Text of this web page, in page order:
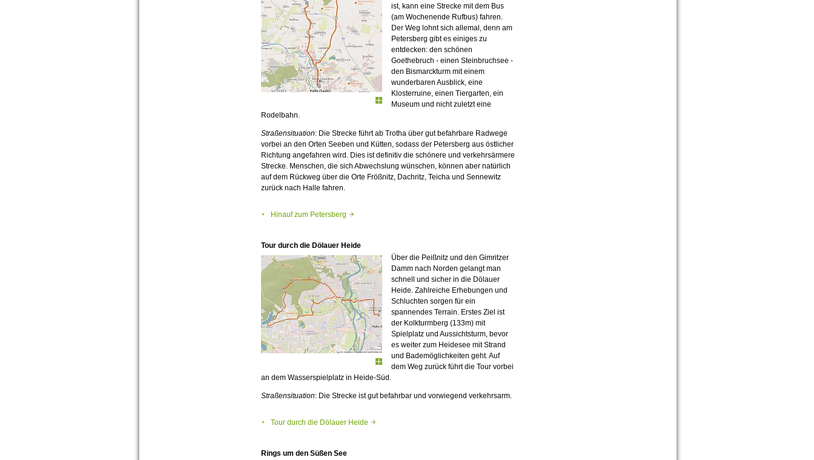
ist, kann eine Strecke mit dem Bus
(am Wochenende Rufbus) fahren.
Der Weg lohnt sich allemal, denn am
Petersberg gibt es einiges zu
entdecken: den schönen
Goethebruch - einen Steinbruchsee -
den Bismarckturm mit einem
wunderbaren Ausblick, eine
Klosterruine, einen Tiergarten, ein
Museum und nicht zuletzt eine
Rodelbahn.
Straßensituation: Die Strecke führt ab Trotha über gut befahrbare Radwege
vorbei an den Orten Seeben und Kütten, sodass der Petersberg aus östlicher
Richtung angefahren wird. Dies ist definitiv die schönere und verkehrsärmere
Strecke. Menschen, die sich Abwechslung wünschen, können aber natürlich
auf dem Rückweg über die Orte Frößnitz, Dachritz, Teicha und Sennewitz
zurück nach Halle fahren.
Hinauf zum Petersberg
Tour durch die Dölauer Heide
Über die Peißnitz und den Gimritzer
Damm nach Norden gelangt man
schnell und sicher in die Dölauer
Heide. Zahlreiche Erhebungen und
Schluchten sorgen für ein
spannendes Terrain. Erstes Ziel ist
der Kolkturmberg (133m) mit
Spielplatz und Aussichtsturm, bevor
es weiter zum Heidesee mit Strand
und Bademöglichkeiten geht. Auf
dem Weg zurück führt die Tour vorbei
an dem Wasserspielplatz in Heide-Süd.
Straßensituation: Die Strecke ist gut befahrbar und vorwiegend verkehrsarm.
Tour durch die Dölauer Heide
Rings um den Süßen See